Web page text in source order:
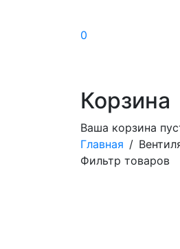
0
Корзина
Ваша корзина
Главная /
Фильтр товаров